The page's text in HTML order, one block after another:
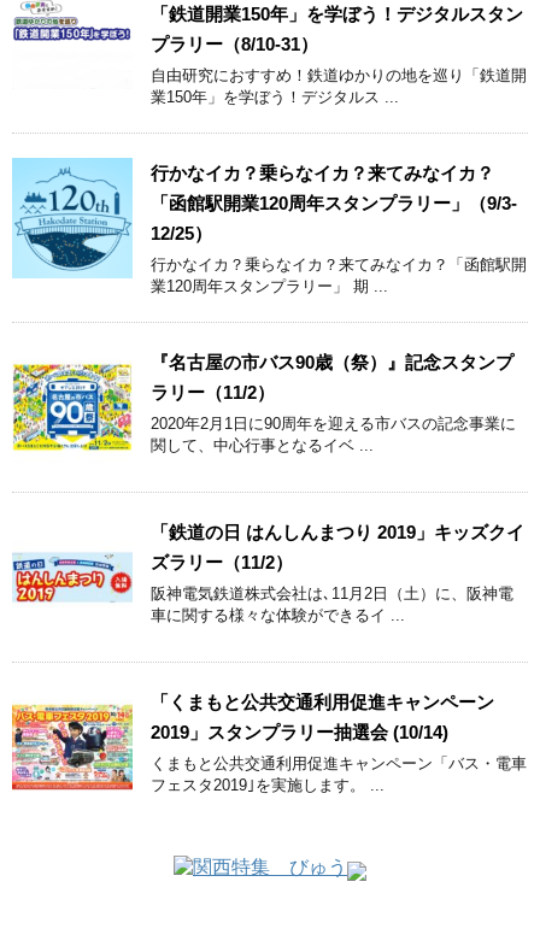
「鉄道開業150年」を学ぼう！デジタルスタン
プラリー（8/10-31）
自由研究におすすめ！鉄道ゆかりの地を巡り「鉄道開
業150年」を学ぼう！デジタルス ...
行かなイカ？乗らなイカ？来てみなイカ？
「函館駅開業120周年スタンプラリー」（9/3-
12/25）
行かなイカ？乗らなイカ？来てみなイカ？「函館駅開
業120周年スタンプラリー」 期 ...
『名古屋の市バス90歳（祭）』記念スタンプ
ラリー（11/2）
2020年2月1日に90周年を迎える市バスの記念事業に
関して、中心行事となるイベ ...
「鉄道の日 はんしんまつり 2019」キッズクイ
ズラリー（11/2）
阪神電気鉄道株式会社は､11月2日（土）に、阪神電
車に関する様々な体験ができるイ ...
「くまもと公共交通利用促進キャンペーン
2019」スタンプラリー抽選会 (10/14)
くまもと公共交通利用促進キャンペーン「バス・電車
フェスタ2019｣を実施します。 ...